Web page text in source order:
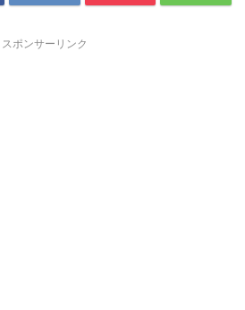
スポンサーリンク